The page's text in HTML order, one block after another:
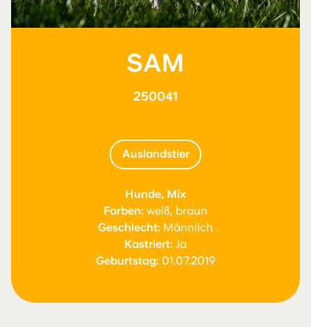
SAM
250041
Auslandstier
Hunde, Mix
Farben: weiß, braun
Geschlecht: Männlich
Kastriert: Ja
Geburtstag: 01.07.2019